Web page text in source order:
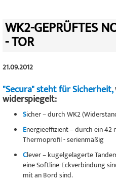
WK2-GEPRÜFTES
- TOR
21.09.2012
"Secura" steht für Sicherheit,
widerspiegelt:
Sicher – durch WK2
Energieeffizient – durch ein 42
Thermoprofil - serienmäßig
Clever – kugelgelagerte
eine Softline-Eckverbindung
mit an Bord sind.